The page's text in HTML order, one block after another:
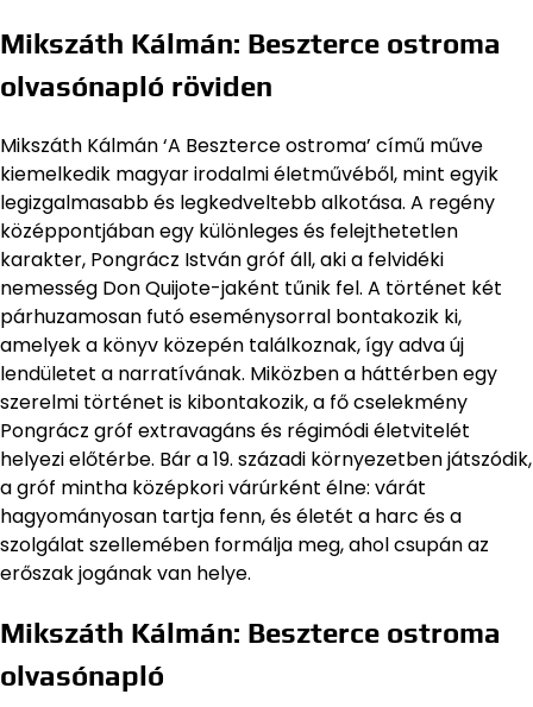
Mikszáth Kálmán: Beszterce ostroma
olvasónapló röviden
Mikszáth Kálmán ‘A Beszterce ostroma’ című műve
kiemelkedik magyar irodalmi életművéből, mint egyik
legizgalmasabb és legkedveltebb alkotása. A regény
középpontjában egy különleges és felejthetetlen
karakter, Pongrácz István gróf áll, aki a felvidéki
nemesség Don Quijote-jaként tűnik fel. A történet két
párhuzamosan futó eseménysorral bontakozik ki,
amelyek a könyv közepén találkoznak, így adva új
lendületet a narratívának. Miközben a háttérben egy
szerelmi történet is kibontakozik, a fő cselekmény
Pongrácz gróf extravagáns és régimódi életvitelét
helyezi előtérbe. Bár a 19. századi környezetben játszódik,
a gróf mintha középkori várúrként élne: várát
hagyományosan tartja fenn, és életét a harc és a
szolgálat szellemében formálja meg, ahol csupán az
erőszak jogának van helye.
Mikszáth Kálmán: Beszterce ostroma
olvasónapló